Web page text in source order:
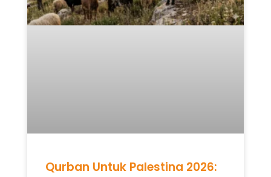
Qurban Untuk Palestina 2026: